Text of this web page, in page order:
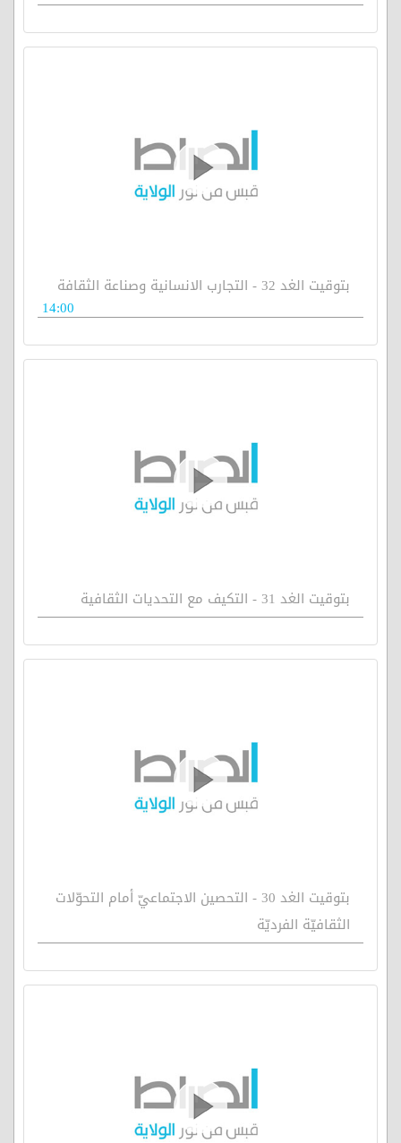
بتوقيت الغد 32 - التجارب الانسانية وصناعة الثقافة
14:00
بتوقيت الغد 31 - التكيف مع التحديات الثقافية
بتوقيت الغد 30 - التحصين الاجتماعيّ أمام التحوّلات
الثقافيّة الفرديّة